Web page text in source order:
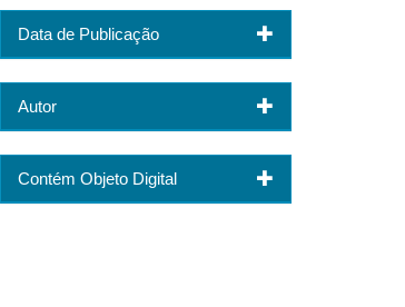
Data de Publicação
Autor
Contém Objeto Digital